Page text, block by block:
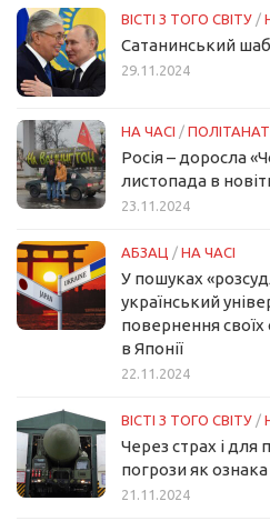
ВІСТІ З ТОГО СВІТУ /
Сатанинський
29.11.2024
НА ЧАСІ /
Росія – доросла
листопада в
23.11.2024
АБЗАЦ / НА ЧАСІ
У пошуках
український
повернення
в Японії
22.11.2024
ВІСТІ З ТОГО СВІТУ /
Через страх і для
погрози як
21.11.2024